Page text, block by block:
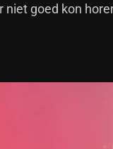
goed kon